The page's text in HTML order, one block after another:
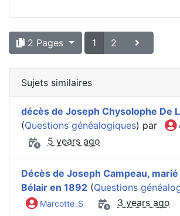
2 Pages 1 2
Sujets similaires
décès de Joseph Chysolophe De
(Questions généalogiques) par
5 years ago
Décès de Joseph Campeau,
Bélair en 1892 (Questions
Marcotte_S 3 years ago